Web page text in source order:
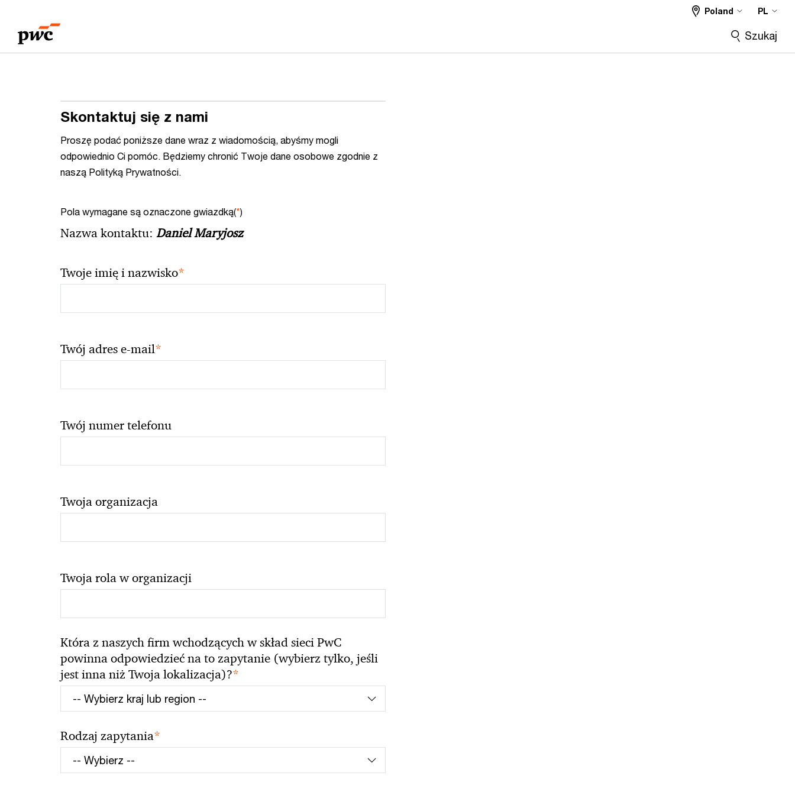
treści
stopki
Poland PL
Szukaj
Skontaktuj się z nami
Proszę podać poniższe dane wraz z wiadomością, abyśmy mogli
odpowiednio Ci pomóc. Będziemy chronić Twoje dane osobowe zgodnie z
naszą Polityką Prywatności.
Pola wymagane są oznaczone gwiazdką(*)
Nazwa kontaktu: Daniel Maryjosz
Twoje imię i nazwisko*
Twój adres e-mail*
Twój numer telefonu
Twoja organizacja
Twoja rola w organizacji
Która z naszych firm wchodzących w skład sieci PwC
powinna odpowiedzieć na to zapytanie (wybierz tylko, jeśli
jest inna niż Twoja lokalizacja)?*
Rodzaj zapytania*